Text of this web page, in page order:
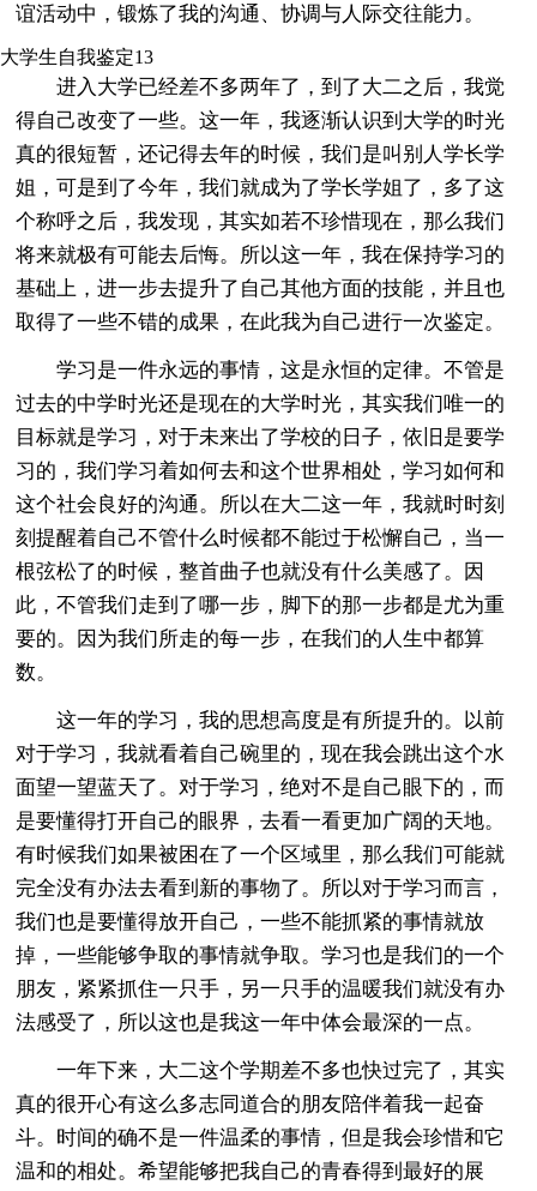
谊活动中，锻炼了我的沟通、协调与人际交往能力。
大学生自我鉴定13
进入大学已经差不多两年了，到了大二之后，我觉
得自己改变了一些。这一年，我逐渐认识到大学的时光
真的很短暂，还记得去年的时候，我们是叫别人学长学
姐，可是到了今年，我们就成为了学长学姐了，多了这
个称呼之后，我发现，其实如若不珍惜现在，那么我们
将来就极有可能去后悔。所以这一年，我在保持学习的
基础上，进一步去提升了自己其他方面的技能，并且也
取得了一些不错的成果，在此我为自己进行一次鉴定。
学习是一件永远的事情，这是永恒的定律。不管是
过去的中学时光还是现在的大学时光，其实我们唯一的
目标就是学习，对于未来出了学校的日子，依旧是要学
习的，我们学习着如何去和这个世界相处，学习如何和
这个社会良好的沟通。所以在大二这一年，我就时时刻
刻提醒着自己不管什么时候都不能过于松懈自己，当一
根弦松了的时候，整首曲子也就没有什么美感了。因
此，不管我们走到了哪一步，脚下的那一步都是尤为重
要的。因为我们所走的每一步，在我们的人生中都算
数。
这一年的学习，我的思想高度是有所提升的。以前
对于学习，我就看着自己碗里的，现在我会跳出这个水
面望一望蓝天了。对于学习，绝对不是自己眼下的，而
是要懂得打开自己的眼界，去看一看更加广阔的天地。
有时候我们如果被困在了一个区域里，那么我们可能就
完全没有办法去看到新的事物了。所以对于学习而言，
我们也是要懂得放开自己，一些不能抓紧的事情就放
掉，一些能够争取的事情就争取。学习也是我们的一个
朋友，紧紧抓住一只手，另一只手的温暖我们就没有办
法感受了，所以这也是我这一年中体会最深的一点。
一年下来，大二这个学期差不多也快过完了，其实
真的很开心有这么多志同道合的朋友陪伴着我一起奋
斗。时间的确不是一件温柔的事情，但是我会珍惜和它
温和的相处。希望能够把我自己的青春得到最好的展